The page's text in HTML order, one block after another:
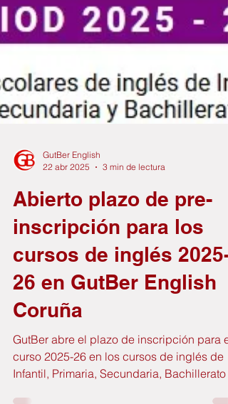
GutBer English
22 abr 2025
3 min de lectura
Abierto plazo de pre-
inscripción para los
cursos de inglés 2025-
26 en GutBer English
Coruña
GutBer abre el plazo de inscripción para el